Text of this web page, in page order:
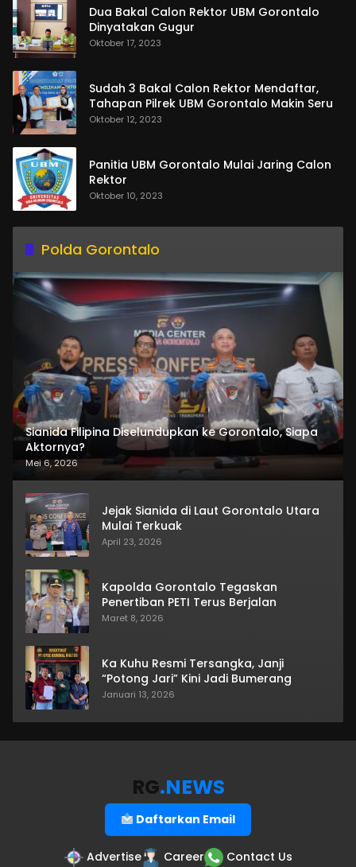
Dua Bakal Calon Rektor UBM Gorontalo
Dinyatakan Gugur
Oktober 17, 2023
Sudah 3 Bakal Calon Rektor Mendaftar,
Tahapan Pilrek UBM Gorontalo Makin Seru
Oktober 12, 2023
Panitia UBM Gorontalo Mulai Jaring Calon
Rektor
Oktober 10, 2023
Polda Gorontalo
Sianida Filipina Diselundupkan ke Gorontalo, Siapa
Aktornya?
Mei 6, 2026
Jejak Sianida di Laut Gorontalo Utara
Mulai Terkuak
April 23, 2026
Kapolda Gorontalo Tegaskan
Penertiban PETI Terus Berjalan
Maret 8, 2026
Ka Kuhu Resmi Tersangka, Janji
“Potong Jari” Kini Jadi Bumerang
Januari 13, 2026
RG.NEWS
Daftarkan Email
Advertise Career Contact Us